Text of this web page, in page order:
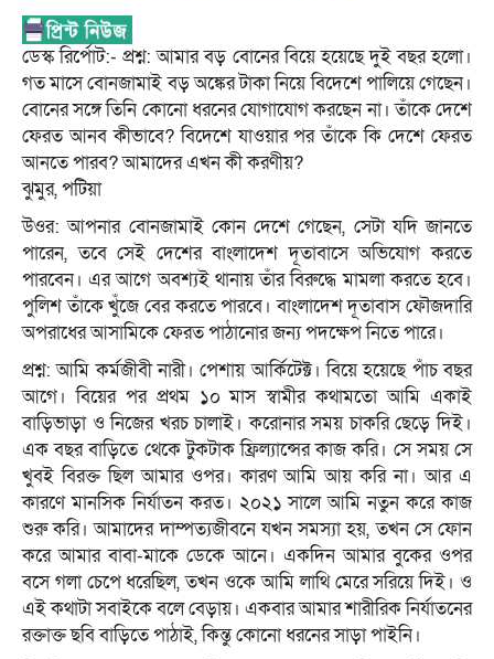
ডেস্ক রির্পোট:- প্রশ্ন: আমার বড় বোনের বিয়ে হয়েছে দুই বছর হলো।
গত মাসে বোনজামাই বড় অঙ্কের টাকা নিয়ে বিদেশে পালিয়ে গেছেন।
বোনের সঙ্গে তিনি কোনো ধরনের যোগাযোগ করছেন না। তাঁকে দেশে
ফেরত আনব কীভাবে? বিদেশে যাওয়ার পর তাঁকে কি দেশে ফেরত
আনতে পারব? আমাদের এখন কী করণীয়?
ঝুমুর, পটিয়া
উওর: আপনার বোনজামাই কোন দেশে গেছেন, সেটা যদি জানতে
পারেন, তবে সেই দেশের বাংলাদেশ দূতাবাসে অভিযোগ করতে
পারবেন। এর আগে অবশ্যই থানায় তাঁর বিরুদ্ধে মামলা করতে হবে।
পুলিশ তাঁকে খুঁজে বের করতে পারবে। বাংলাদেশ দূতাবাস ফৌজদারি
অপরাধের আসামিকে ফেরত পাঠানোর জন্য পদক্ষেপ নিতে পারে।
প্রশ্ন: আমি কর্মজীবী নারী। পেশায় আর্কিটেক্ট। বিয়ে হয়েছে পাঁচ বছর
আগে। বিয়ের পর প্রথম ১০ মাস স্বামীর কথামতো আমি একাই
বাড়িভাড়া ও নিজের খরচ চালাই। করোনার সময় চাকরি ছেড়ে দিই।
এক বছর বাড়িতে থেকে টুকটাক ফ্রিল্যান্সের কাজ করি। সে সময় সে
খুবই বিরক্ত ছিল আমার ওপর। কারণ আমি আয় করি না। আর এ
কারণে মানসিক নির্যাতন করত। ২০২১ সালে আমি নতুন করে কাজ
শুরু করি। আমাদের দাম্পত্যজীবনে যখন সমস্যা হয়, তখন সে ফোন
করে আমার বাবা-মাকে ডেকে আনে। একদিন আমার বুকের ওপর
বসে গলা চেপে ধরেছিল, তখন ওকে আমি লাথি মেরে সরিয়ে দিই। ও
এই কথাটা সবাইকে বলে বেড়ায়। একবার আমার শারীরিক নির্যাতনের
রক্তাক্ত ছবি বাড়িতে পাঠাই, কিন্তু কোনো ধরনের সাড়া পাইনি।